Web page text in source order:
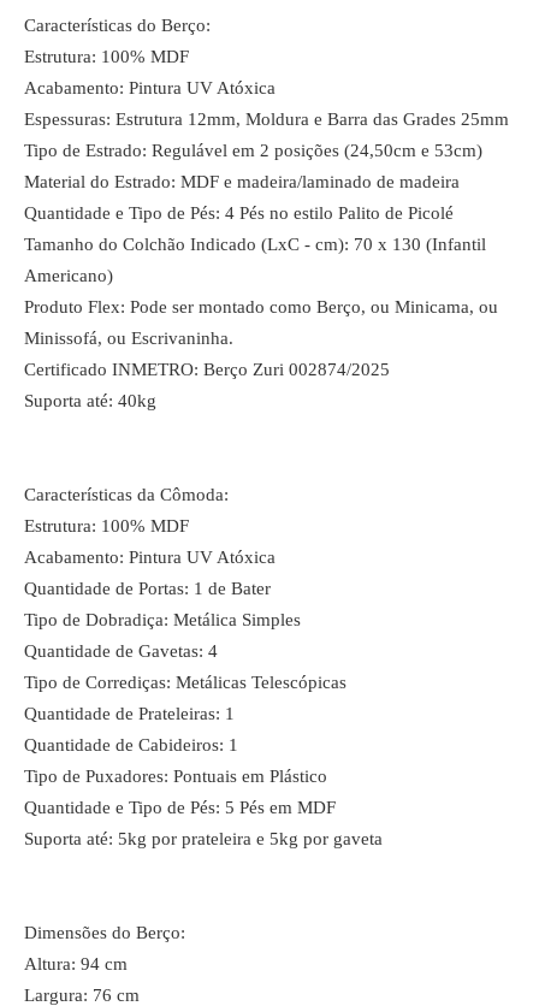
Características do Berço:
Estrutura: 100% MDF
Acabamento: Pintura UV Atóxica
Espessuras: Estrutura 12mm, Moldura e Barra das Grades 25mm
Tipo de Estrado: Regulável em 2 posições (24,50cm e 53cm)
Material do Estrado: MDF e madeira/laminado de madeira
Quantidade e Tipo de Pés: 4 Pés no estilo Palito de Picolé
Tamanho do Colchão Indicado (LxC - cm): 70 x 130 (Infantil
Americano)
Produto Flex: Pode ser montado como Berço, ou Minicama, ou
Minissofá, ou Escrivaninha.
Certificado INMETRO: Berço Zuri 002874/2025
Suporta até: 40kg
Características da Cômoda:
Estrutura: 100% MDF
Acabamento: Pintura UV Atóxica
Quantidade de Portas: 1 de Bater
Tipo de Dobradiça: Metálica Simples
Quantidade de Gavetas: 4
Tipo de Corrediças: Metálicas Telescópicas
Quantidade de Prateleiras: 1
Quantidade de Cabideiros: 1
Tipo de Puxadores: Pontuais em Plástico
Quantidade e Tipo de Pés: 5 Pés em MDF
Suporta até: 5kg por prateleira e 5kg por gaveta
Dimensões do Berço:
Altura: 94 cm
Largura: 76 cm